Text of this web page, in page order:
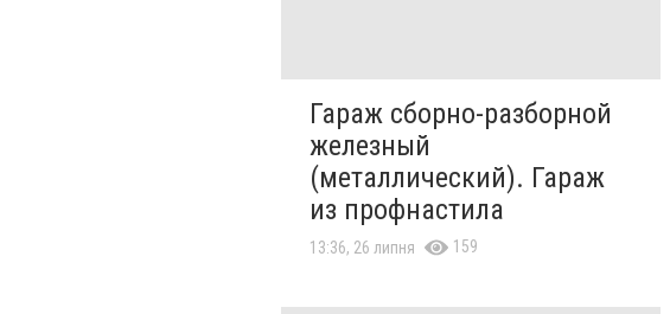
Гараж сборно-разборной
железный
(металлический). Гараж
из профнастила
13:36, 26 липня 159